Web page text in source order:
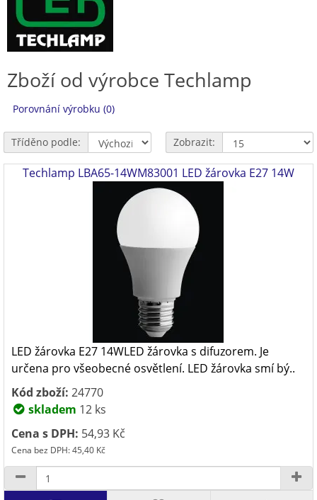
Zboží od výrobce Techlamp
Porovnání výrobku (0)
Tříděno podle: Zobrazit:
Techlamp LBA65-14WM83001 LED žárovka E27 14W
LED žárovka E27 14WLED žárovka s difuzorem. Je
určena pro všeobecné osvětlení. LED žárovka smí bý..
Kód zboží: 24770
skladem 12 ks
Cena s DPH: 54,93 Kč
Cena bez DPH: 45,40 Kč